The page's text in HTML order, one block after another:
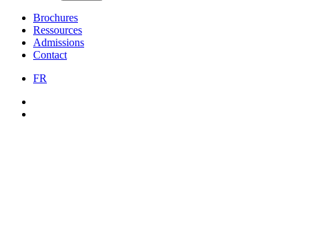
Brochures
Ressources
Admissions
Contact
FR